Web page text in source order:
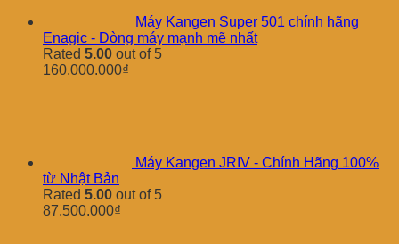
Máy Kangen Super 501 chính hãng
Enagic - Dòng máy mạnh mẽ nhất
Rated 5.00 out of 5
160.000.000₫
Máy Kangen JRIV - Chính Hãng 100%
từ Nhật Bản
Rated 5.00 out of 5
87.500.000₫